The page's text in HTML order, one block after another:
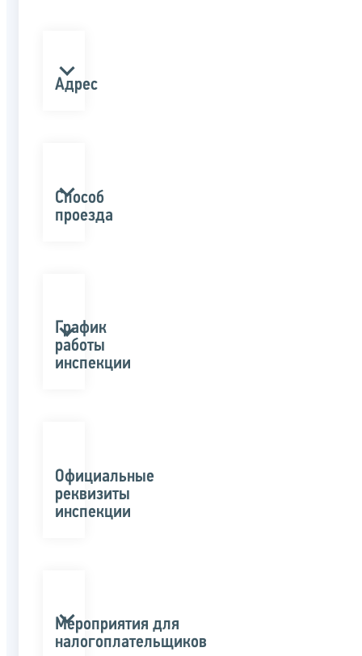
Адрес
Способ
проезда
График
работы
инспекции
Официальные
реквизиты
инспекции
Мероприятия для
налогоплательщиков